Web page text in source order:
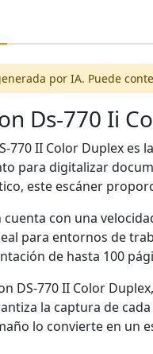
por IA. Puede
Ds-770 Ii
770 II Color Duplex
para digitalizar
este escáner
cuenta con una
para entornos de
de hasta 100
DS-770 II Color
la captura de
lo convierte en un